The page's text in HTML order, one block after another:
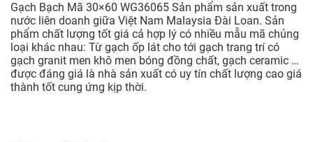
Gạch Bạch Mã 30×60 WG36065 Sản phẩm sản xuất trong
nước liên doanh giữa Việt Nam Malaysia Đài Loan. Sản
phẩm chất lượng tốt giá cả hợp lý có nhiều mẫu mã chủng
loại khác nhau: Từ gạch ốp lát cho tới gạch trang trí có
gạch granit men khô men bóng đồng chất, gạch ceramic …
được đáng giá là nhà sản xuất có uy tín chất lượng cao giá
thành tốt cung ứng kịp thời.